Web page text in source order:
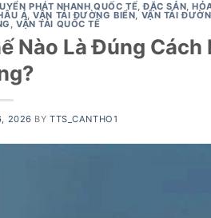
PHÁT NHANH QUỐC TẾ,ĐẶC SẢN,
Á,VẬN TẢI ĐƯỜNG BIỂN, VẬN TẢI
,VẬN TẢI QUỐC TẾ
Nào Là Đúng Cách
2026 BYTTS_CANTHO1